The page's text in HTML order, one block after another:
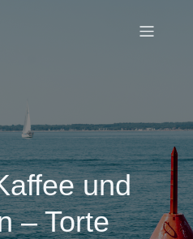
und
– Torte